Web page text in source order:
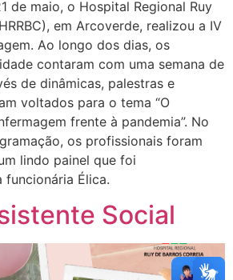
de maio, o Hospital Regional Ruy
em Arcoverde, realizou a IV
Ao longo dos dias, os
contaram com uma semana de
de dinâmicas, palestras e
voltados para o tema “O
frente à pandemia”. No
os profissionais foram
lindo painel que foi
Élica.
Social